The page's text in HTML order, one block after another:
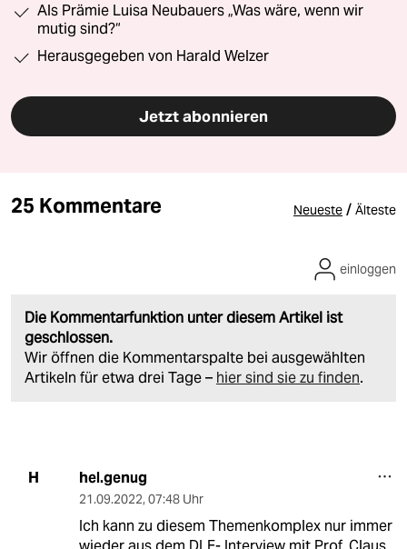
Als Prämie Luisa Neubauers „Was wäre, wenn wir
mutig sind?“
Herausgegeben von Harald Welzer
Jetzt abonnieren
25 Kommentare Neueste / Älteste
Die Kommentarfunktion unter diesem Artikel ist
geschlossen.
Wir öffnen die Kommentarspalte bei ausgewählten
Artikeln für etwa drei Tage – hier sind sie zu finden.
einloggen
H hel.genug
21.09.2022, 07:48 Uhr
Ich kann zu diesem Themenkomplex nur immer